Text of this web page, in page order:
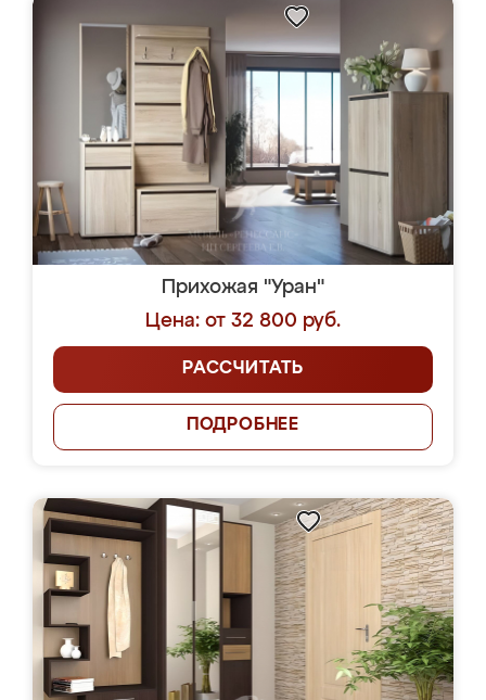
Прихожая "Уран"
Цена: от 32 800 руб.
РАССЧИТАТЬ
ПОДРОБНЕЕ